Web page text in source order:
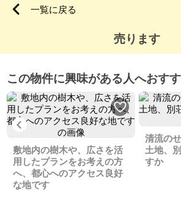
一覧に戻る
売ります
この物件に興味がある人へおす
Previous
敷地内の樹木や、広さを活
用したプランをお考えの方
へ、都心へのアクセス良好
な地です
清流の
土地、
すか